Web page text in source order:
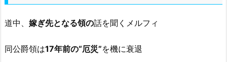
道中、 嫁ぎ先となる領の話を聞くメルフィ
同公爵領は17年前の“厄災”を機に衰退